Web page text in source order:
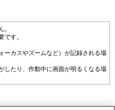
。
です。
ーカスやズームなど）が記録される場
したり、作動中に画面が明るくなる場